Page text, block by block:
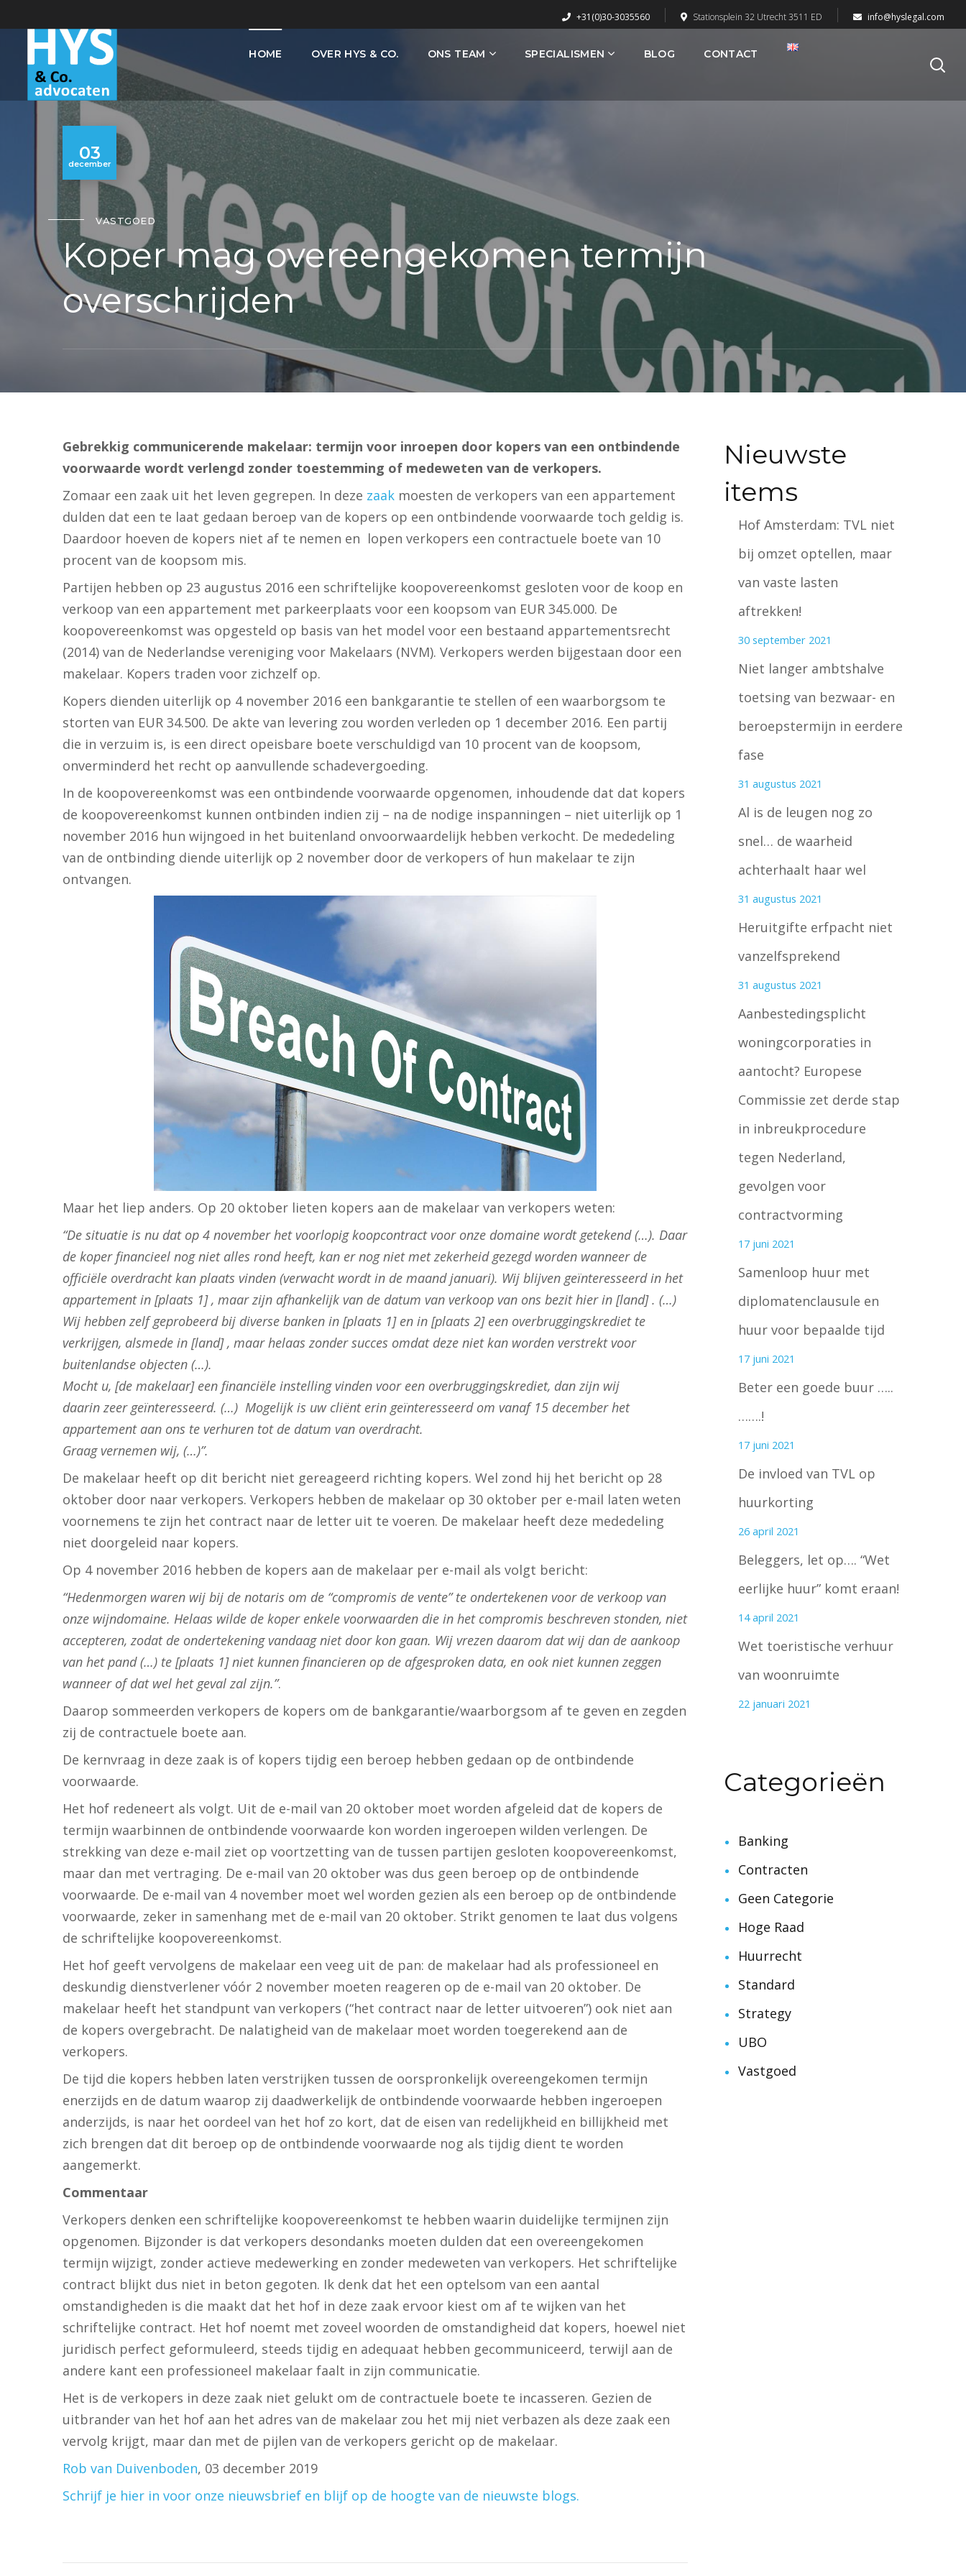
+31(0)30-3035560 Stationsplein 32 Utrecht 3511 ED info@hyslegal.com
HOME OVER HYS & CO. ONS TEAM SPECIALISMEN BLOG CONTACT
03
december
VASTGOED
Koper mag overeengekomen termijn
overschrijden
Gebrekkig communicerende makelaar: termijn voor inroepen door kopers van een ontbindende
voorwaarde wordt verlengd zonder toestemming of medeweten van de verkopers.
Zomaar een zaak uit het leven gegrepen. In deze zaak moesten de verkopers van een appartement
dulden dat een te laat gedaan beroep van de kopers op een ontbindende voorwaarde toch geldig is.
Daardoor hoeven de kopers niet af te nemen en lopen verkopers een contractuele boete van 10
procent van de koopsom mis.
Partijen hebben op 23 augustus 2016 een schriftelijke koopovereenkomst gesloten voor de koop en
verkoop van een appartement met parkeerplaats voor een koopsom van EUR 345.000. De
koopovereenkomst was opgesteld op basis van het model voor een bestaand appartementsrecht
(2014) van de Nederlandse vereniging voor Makelaars (NVM). Verkopers werden bijgestaan door een
makelaar. Kopers traden voor zichzelf op.
Kopers dienden uiterlijk op 4 november 2016 een bankgarantie te stellen of een waarborgsom te
storten van EUR 34.500. De akte van levering zou worden verleden op 1 december 2016. Een partij
die in verzuim is, is een direct opeisbare boete verschuldigd van 10 procent van de koopsom,
onverminderd het recht op aanvullende schadevergoeding.
In de koopovereenkomst was een ontbindende voorwaarde opgenomen, inhoudende dat dat kopers
de koopovereenkomst kunnen ontbinden indien zij – na de nodige inspanningen – niet uiterlijk op 1
november 2016 hun wijngoed in het buitenland onvoorwaardelijk hebben verkocht. De mededeling
van de ontbinding diende uiterlijk op 2 november door de verkopers of hun makelaar te zijn
ontvangen.
Maar het liep anders. Op 20 oktober lieten kopers aan de makelaar van verkopers weten:
“De situatie is nu dat op 4 november het voorlopig koopcontract voor onze domaine wordt getekend (…). Daar
de koper financieel nog niet alles rond heeft, kan er nog niet met zekerheid gezegd worden wanneer de
officiële overdracht kan plaats vinden (verwacht wordt in de maand januari). Wij blijven geïnteresseerd in het
appartement in [plaats 1] , maar zijn afhankelijk van de datum van verkoop van ons bezit hier in [land] . (…)
Wij hebben zelf geprobeerd bij diverse banken in [plaats 1] en in [plaats 2] een overbruggingskrediet te
verkrijgen, alsmede in [land] , maar helaas zonder succes omdat deze niet kan worden verstrekt voor
buitenlandse objecten (…).
Mocht u, [de makelaar] een financiële instelling vinden voor een overbruggingskrediet, dan zijn wij
daarin zeer geïnteresseerd. (…) Mogelijk is uw cliënt erin geïnteresseerd om vanaf 15 december het
appartement aan ons te verhuren tot de datum van overdracht.
Graag vernemen wij, (…)”.
De makelaar heeft op dit bericht niet gereageerd richting kopers. Wel zond hij het bericht op 28
oktober door naar verkopers. Verkopers hebben de makelaar op 30 oktober per e-mail laten weten
voornemens te zijn het contract naar de letter uit te voeren. De makelaar heeft deze mededeling
niet doorgeleid naar kopers.
Op 4 november 2016 hebben de kopers aan de makelaar per e-mail als volgt bericht:
“Hedenmorgen waren wij bij de notaris om de “compromis de vente” te ondertekenen voor de verkoop van
onze wijndomaine. Helaas wilde de koper enkele voorwaarden die in het compromis beschreven stonden, niet
accepteren, zodat de ondertekening vandaag niet door kon gaan. Wij vrezen daarom dat wij dan de aankoop
van het pand (…) te [plaats 1] niet kunnen financieren op de afgesproken data, en ook niet kunnen zeggen
wanneer of dat wel het geval zal zijn.”.
Daarop sommeerden verkopers de kopers om de bankgarantie/waarborgsom af te geven en zegden
zij de contractuele boete aan.
De kernvraag in deze zaak is of kopers tijdig een beroep hebben gedaan op de ontbindende
voorwaarde.
Het hof redeneert als volgt. Uit de e-mail van 20 oktober moet worden afgeleid dat de kopers de
termijn waarbinnen de ontbindende voorwaarde kon worden ingeroepen wilden verlengen. De
strekking van deze e-mail ziet op voortzetting van de tussen partijen gesloten koopovereenkomst,
maar dan met vertraging. De e-mail van 20 oktober was dus geen beroep op de ontbindende
voorwaarde. De e-mail van 4 november moet wel worden gezien als een beroep op de ontbindende
voorwaarde, zeker in samenhang met de e-mail van 20 oktober. Strikt genomen te laat dus volgens
de schriftelijke koopovereenkomst.
Het hof geeft vervolgens de makelaar een veeg uit de pan: de makelaar had als professioneel en
deskundig dienstverlener vóór 2 november moeten reageren op de e-mail van 20 oktober. De
makelaar heeft het standpunt van verkopers (“het contract naar de letter uitvoeren”) ook niet aan
de kopers overgebracht. De nalatigheid van de makelaar moet worden toegerekend aan de
verkopers.
De tijd die kopers hebben laten verstrijken tussen de oorspronkelijk overeengekomen termijn
enerzijds en de datum waarop zij daadwerkelijk de ontbindende voorwaarde hebben ingeroepen
anderzijds, is naar het oordeel van het hof zo kort, dat de eisen van redelijkheid en billijkheid met
zich brengen dat dit beroep op de ontbindende voorwaarde nog als tijdig dient te worden
aangemerkt.
Commentaar
Verkopers denken een schriftelijke koopovereenkomst te hebben waarin duidelijke termijnen zijn
opgenomen. Bijzonder is dat verkopers desondanks moeten dulden dat een overeengekomen
termijn wijzigt, zonder actieve medewerking en zonder medeweten van verkopers. Het schriftelijke
contract blijkt dus niet in beton gegoten. Ik denk dat het een optelsom van een aantal
omstandigheden is die maakt dat het hof in deze zaak ervoor kiest om af te wijken van het
schriftelijke contract. Het hof noemt met zoveel woorden de omstandigheid dat kopers, hoewel niet
juridisch perfect geformuleerd, steeds tijdig en adequaat hebben gecommuniceerd, terwijl aan de
andere kant een professioneel makelaar faalt in zijn communicatie.
Het is de verkopers in deze zaak niet gelukt om de contractuele boete te incasseren. Gezien de
uitbrander van het hof aan het adres van de makelaar zou het mij niet verbazen als deze zaak een
vervolg krijgt, maar dan met de pijlen van de verkopers gericht op de makelaar.
Rob van Duivenboden, 03 december 2019
Schrijf je hier in voor onze nieuwsbrief en blijf op de hoogte van de nieuwste blogs.
Nieuwste
items
Hof Amsterdam: TVL niet
bij omzet optellen, maar
van vaste lasten
aftrekken!
30 september 2021
Niet langer ambtshalve
toetsing van bezwaar- en
beroepstermijn in eerdere
fase
31 augustus 2021
Al is de leugen nog zo
snel… de waarheid
achterhaalt haar wel
31 augustus 2021
Heruitgifte erfpacht niet
vanzelfsprekend
31 augustus 2021
Aanbestedingsplicht
woningcorporaties in
aantocht? Europese
Commissie zet derde stap
in inbreukprocedure
tegen Nederland,
gevolgen voor
contractvorming
17 juni 2021
Samenloop huur met
diplomatenclausule en
huur voor bepaalde tijd
17 juni 2021
Beter een goede buur …..
…….!
17 juni 2021
De invloed van TVL op
huurkorting
26 april 2021
Beleggers, let op…. “Wet
eerlijke huur” komt eraan!
14 april 2021
Wet toeristische verhuur
van woonruimte
22 januari 2021
Categorieën
Banking
Contracten
Geen Categorie
Hoge Raad
Huurrecht
Standard
Strategy
UBO
Vastgoed